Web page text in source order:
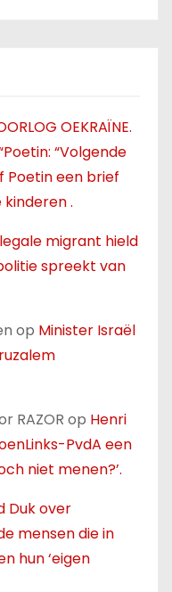
OEKRAÏNE.
“Volgende
Poetin een brief
.
migrant hield
spreekt van
op Minister Israël
RAZOR op Henri
PvdA een
niet menen?’.
Duk over
mensen die in
hun ‘eigen